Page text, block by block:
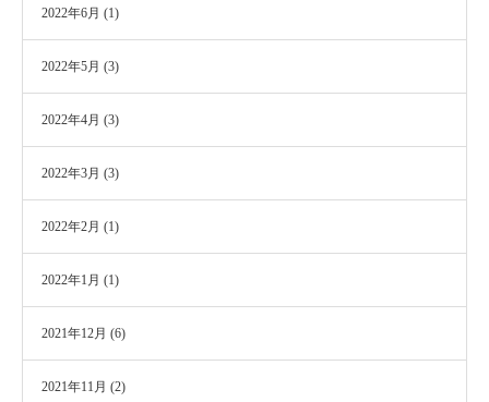
2022年6月 (1)
2022年5月 (3)
2022年4月 (3)
2022年3月 (3)
2022年2月 (1)
2022年1月 (1)
2021年12月 (6)
2021年11月 (2)